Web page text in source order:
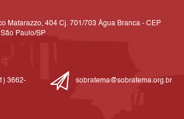
Matarazzo, 404 Cj. 701/703 Água Branca - CEP
Paulo/SP
3662-
sobratema@sobratema.org.br